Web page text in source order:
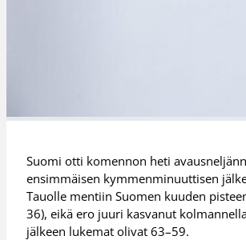
Suomi otti komennon heti
ensimmäisen kymmenminuuttisen
Tauolle mentiin Suomen kuuden
36), eikä ero juuri kasvanut
jälkeen lukemat olivat 63–59.